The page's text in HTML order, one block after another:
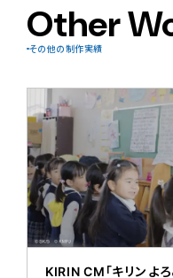
Other
その他の制作実績
KIRIN CM「キリン よ